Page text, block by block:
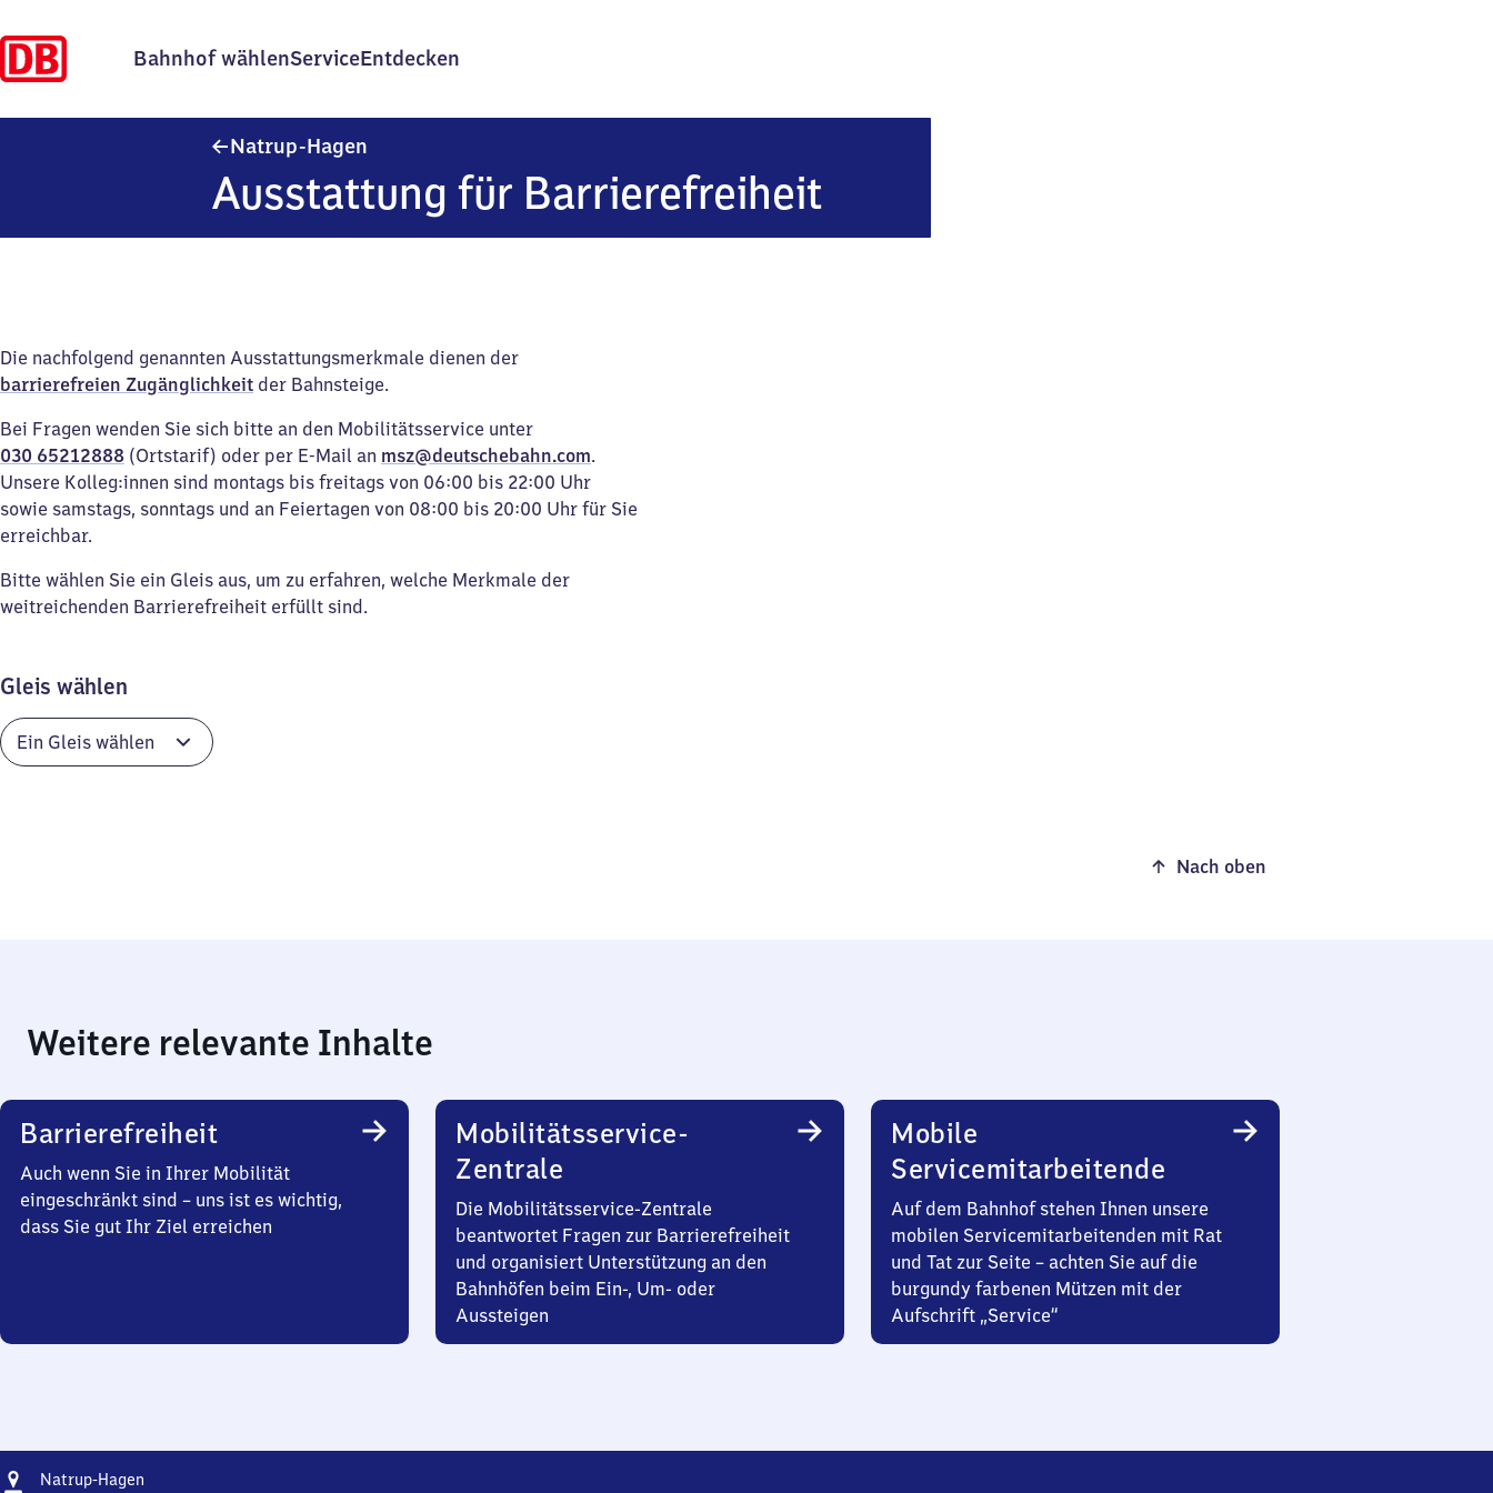
Bahnhof wählenServiceEntdecken
Natrup-Hagen
Ausstattung für Barrierefreiheit
Die nachfolgend genannten Ausstattungsmerkmale dienen der
barrierefreien Zugänglichkeit der Bahnsteige.
Bei Fragen wenden Sie sich bitte an den Mobilitätsservice unter
030 65212888 (Ortstarif) oder per E-Mail an msz@deutschebahn.com.
Unsere Kolleg:innen sind montags bis freitags von 06:00 bis 22:00 Uhr
sowie samstags, sonntags und an Feiertagen von 08:00 bis 20:00 Uhr für Sie
erreichbar.
Bitte wählen Sie ein Gleis aus, um zu erfahren, welche Merkmale der
weitreichenden Barrierefreiheit erfüllt sind.
Gleis wählen
Nach oben
Weitere relevante Inhalte
Barrierefreiheit
Auch wenn Sie in Ihrer Mobilität
eingeschränkt sind – uns ist es wichtig,
dass Sie gut Ihr Ziel erreichen
Mobilitätsservice-
Zentrale
Die Mobilitätsservice-Zentrale
beantwortet Fragen zur Barrierefreiheit
und organisiert Unterstützung an den
Bahnhöfen beim Ein-, Um- oder
Aussteigen
Mobile
Servicemitarbeitende
Auf dem Bahnhof stehen Ihnen unsere
mobilen Servicemitarbeitenden mit Rat
und Tat zur Seite – achten Sie auf die
burgundy farbenen Mützen mit der
Aufschrift „Service“
Adresse
Natrup-Hagen